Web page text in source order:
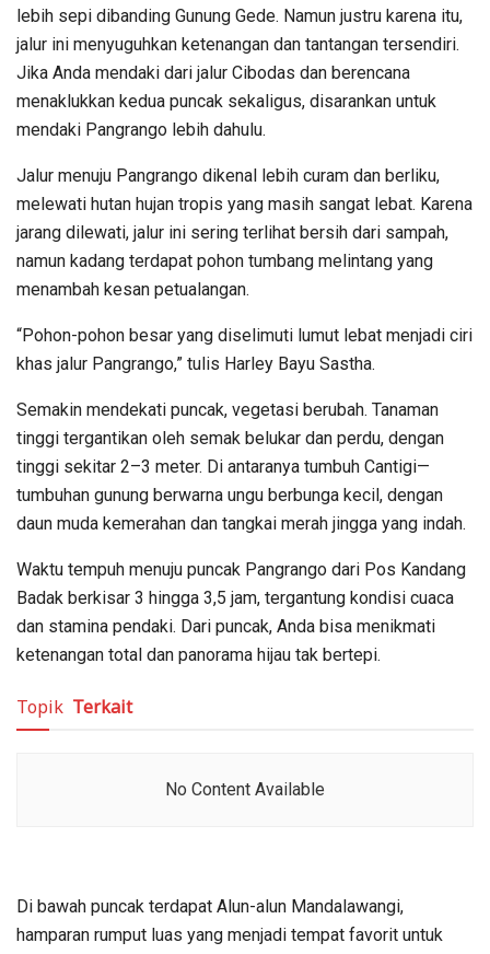
lebih sepi dibanding Gunung Gede. Namun justru karena itu,
jalur ini menyuguhkan ketenangan dan tantangan tersendiri.
Jika Anda mendaki dari jalur Cibodas dan berencana
menaklukkan kedua puncak sekaligus, disarankan untuk
mendaki Pangrango lebih dahulu.
Jalur menuju Pangrango dikenal lebih curam dan berliku,
melewati hutan hujan tropis yang masih sangat lebat. Karena
jarang dilewati, jalur ini sering terlihat bersih dari sampah,
namun kadang terdapat pohon tumbang melintang yang
menambah kesan petualangan.
“Pohon-pohon besar yang diselimuti lumut lebat menjadi ciri
khas jalur Pangrango,” tulis Harley Bayu Sastha.
Semakin mendekati puncak, vegetasi berubah. Tanaman
tinggi tergantikan oleh semak belukar dan perdu, dengan
tinggi sekitar 2–3 meter. Di antaranya tumbuh Cantigi—
tumbuhan gunung berwarna ungu berbunga kecil, dengan
daun muda kemerahan dan tangkai merah jingga yang indah.
Waktu tempuh menuju puncak Pangrango dari Pos Kandang
Badak berkisar 3 hingga 3,5 jam, tergantung kondisi cuaca
dan stamina pendaki. Dari puncak, Anda bisa menikmati
ketenangan total dan panorama hijau tak bertepi.
Topik Terkait
No Content Available
Di bawah puncak terdapat Alun-alun Mandalawangi,
hamparan rumput luas yang menjadi tempat favorit untuk